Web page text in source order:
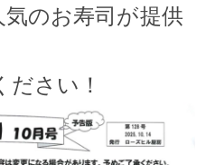
気のお寿司が提供
さい！